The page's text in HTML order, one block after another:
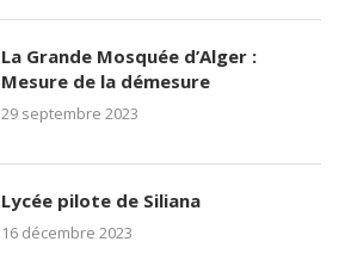
La Grande Mosquée d’Alger :
Mesure de la démesure
29 septembre 2023
Lycée pilote de Siliana
16 décembre 2023